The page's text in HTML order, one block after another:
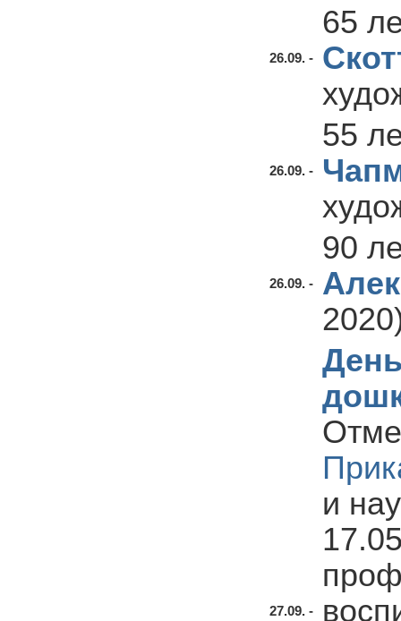
26.09. -
65
26.09. -
55
26.09. -
90
27.09. -
и